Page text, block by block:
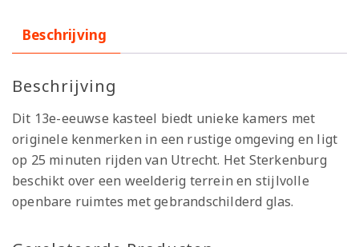
Beschrijving
Beschrijving
Dit 13e-eeuwse kasteel biedt unieke kamers met
originele kenmerken in een rustige omgeving en ligt
op 25 minuten rijden van Utrecht. Het Sterkenburg
beschikt over een weelderig terrein en stijlvolle
openbare ruimtes met gebrandschilderd glas.